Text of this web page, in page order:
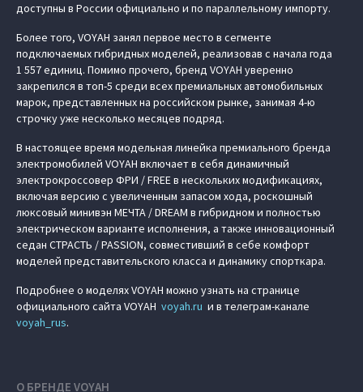
доступны в России официально и по параллельному импорту.
Более того, VOYAH занял первое место в сегменте
подключаемых гибридных моделей, реализовав с начала года
1 557 единиц. Помимо прочего, бренд VOYAH уверенно
закрепился в топ-5 среди всех премиальных автомобильных
марок, представленных на российском рынке, занимая 4-ю
строчку уже несколько месяцев подряд.
В настоящее время модельная линейка премиального бренда
электромобилей VOYAH включает в себя динамичный
электрокроссовер ФРИ / FREE в нескольких модификациях,
включая версию с увеличенным запасом хода, роскошный
люксовый минивэн МЕЧТА / DREAM в гибридном и полностью
электрическом варианте исполнения, а также инновационный
седан СТРАСТЬ / PASSION, совместивший в себе комфорт
моделей представительского класса и динамику спорткара.
Подробнее о моделях VOYAH можно узнать на странице
официального сайта VOYAH voyah.ru и в телеграм-канале
voyah_rus.
О БРЕНДЕ VOYAH